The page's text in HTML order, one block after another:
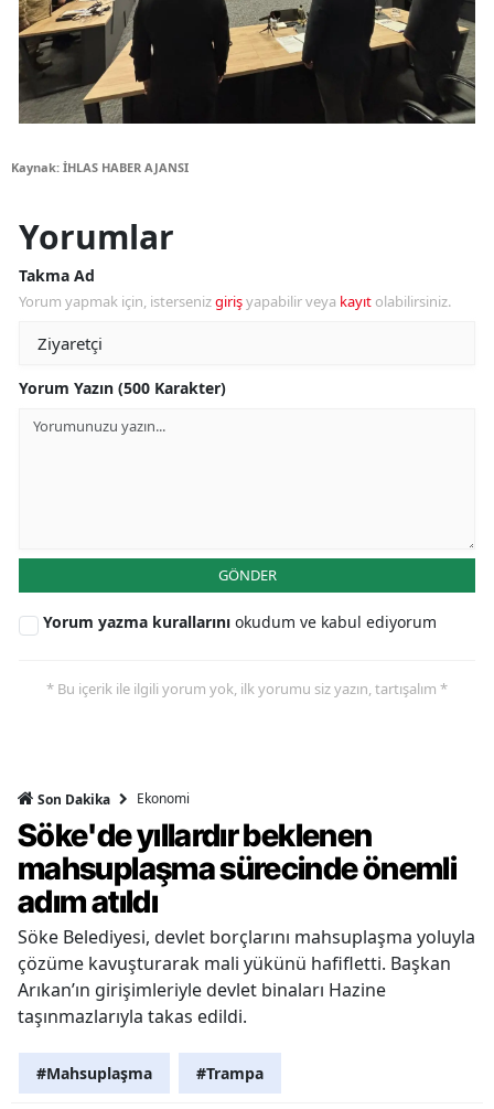
Kaynak: İHLAS HABER AJANSI
Yorumlar
Takma Ad
Yorum yapmak için, istersenizgirişyapabilir veya kayıt olabilirsiniz.
Yorum Yazın (500 Karakter)
GÖNDER
Yorum yazma kurallarını okudum ve kabul ediyorum
* Bu içerik ile ilgili yorum yok, ilk yorumu siz yazın, tartışalım *
Son Dakika Ekonomi
Söke'de yıllardır beklenen
mahsuplaşma sürecinde önemli
adım atıldı
Söke Belediyesi, devlet borçlarını mahsuplaşma yoluyla
çözüme kavuşturarak mali yükünü hafifletti. Başkan
Arıkan’ın girişimleriyle devlet binaları Hazine
taşınmazlarıyla takas edildi.
#Mahsuplaşma #Trampa